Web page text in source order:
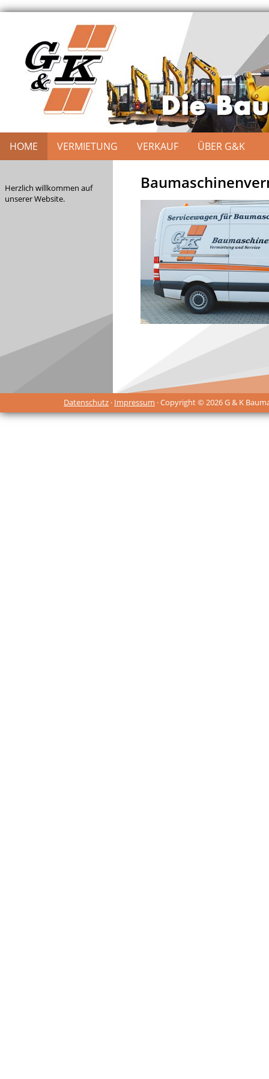
HOME VERMIETUNG VERKAUF ÜBER G&K
Herzlich willkommen auf
unserer Website.
Datenschutz · Impressum · Copyright © 2026 G & K